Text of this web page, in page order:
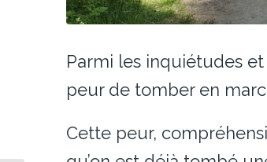
Parmi les inquiétudes
peur de tomber en
Cette peur,